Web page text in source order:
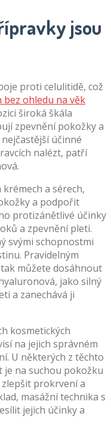
jsou
proti celulitidě, což
ohledu na věk
široká škála
zpevnění pokožky a
účinné
nalézt, patří
a sérech,
a podpořit
protizánětlivé účinky
a zpevnění pleti.
svými schopnostmi
Pravidelným
můžete dosáhnout
jako silný
a zanechává ji
kosmetických
na jejich správném
U některých z těchto
na suchou pokožku
prokrvení a
masážní technika s
jejich účinky a